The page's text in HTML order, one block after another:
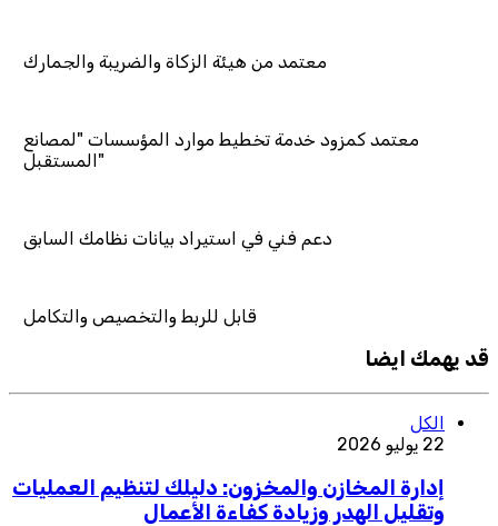
معتمد من هيئة الزكاة والضريبة والجمارك
خدمة تخطيط موارد المؤسسات "لمصانع
فني في استيراد بيانات نظامك السابق
قابل للربط والتخصيص والتكامل
قد يهمك ايضا
الكل
22 يوليو 2026
إدارة المخازن والمخزون: دليلك لتنظيم العمليات
وتقليل الهدر وزيادة كفاءة الأعمال